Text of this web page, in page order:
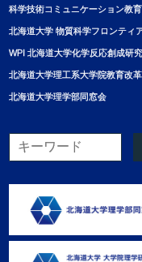
科学技術コミュニケーション教育
北海道大学 物質科学フロンティ
WPI 北海道大学化学反応創成研
北海道大学理工系大学院教育改
北海道大学理学部同窓会